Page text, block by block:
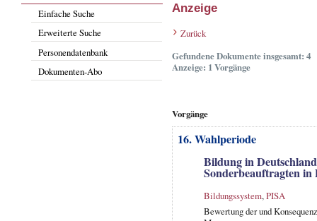
Einfache Suche
Erweiterte Suche
Personendatenbank
Dokumenten-Abo
Anzeige
Zurück
Gefundene Dokumente insgesamt: 4
Anzeige: 1 Vorgänge
Vorgänge
16. Wahlperiode
Bildung in
Sonderbeauftragten in
Bildungssystem,PISA
Bewertung der und